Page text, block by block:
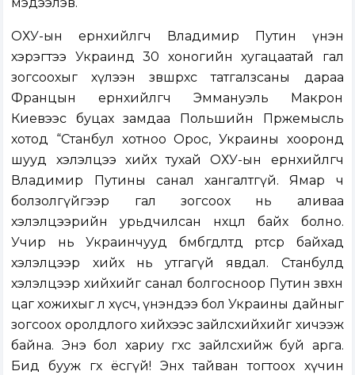
мэдээлэв.
ОХУ-ын ерөнхийлөгч Владимир Путин үнэн
хэрэгтээ Украинд 30 хоногийн хугацаатай гал
зогсоохыг хүлээн зөвшөөрөхөөс татгалзсаны дараа
Францын ерөнхийлөгч Эммануэль Макрон
Киевээс буцах замдаа Польшийн Пржемысль
хотод “Станбул хотноо Орос, Украины хооронд
шууд хэлэлцээ хийх тухай ОХУ-ын ерөнхийлөгч
Владимир Путины санал хангалтгүй. Ямар ч
болзолгүйгээр гал зогсоох нь аливаа
хэлэлцээрийн урьдчилсан нөхцөл байх болно.
Учир нь Украинчууд бөмбөгдөлтөд өртсөөр байхад
хэлэлцээр хийх нь утгагүй явдал. Станбулд
хэлэлцээр хийхийг санал болгосноор Путин зөвхөн
цаг хожихыг л хүсч, үнэндээ бол Украины дайныг
зогсоох оролдлого хийхээс зайлсхийхийг хичээж
байна. Энэ бол хариу өгөхөөс зайлсхийж буй арга.
Бид бууж өгөх ёсгүй! Энх тайван тогтоох хүчин